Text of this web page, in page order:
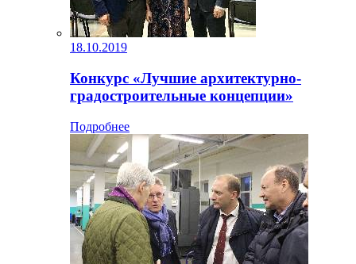
18.10.2019
Конкурс «Лучшие архитектурно-
градостроительные концепции»
Подробнее